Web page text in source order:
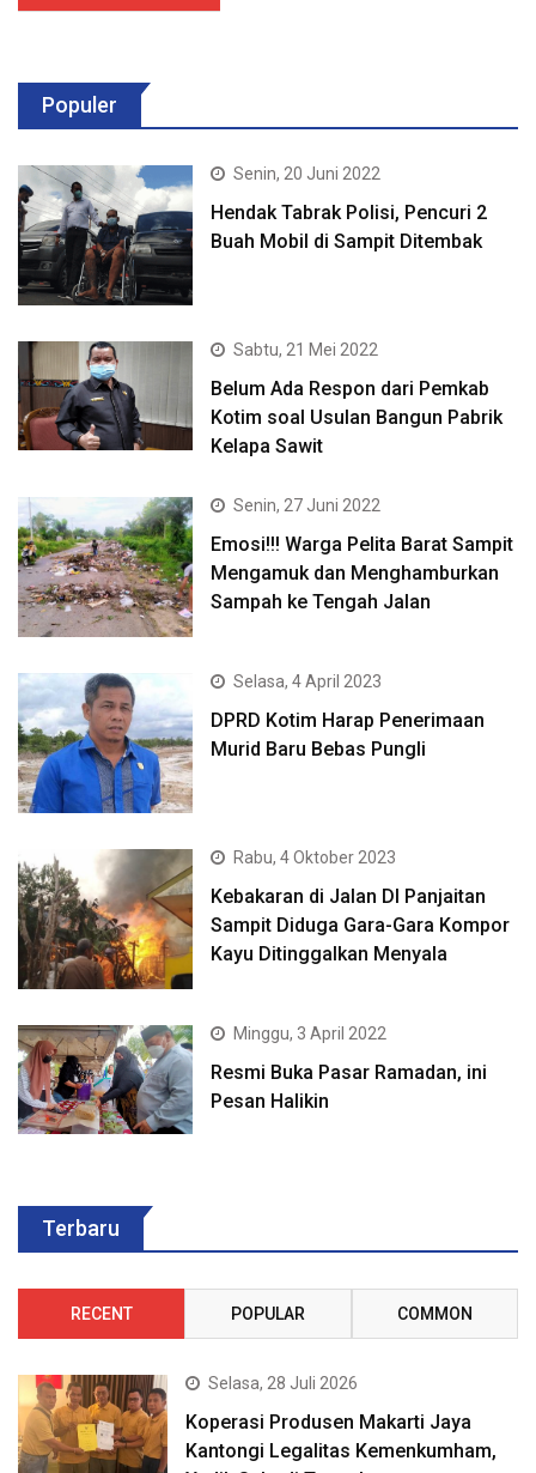
Populer
Senin, 20 Juni 2022
Hendak Tabrak Polisi, Pencuri 2
Buah Mobil di Sampit Ditembak
Sabtu, 21 Mei 2022
Belum Ada Respon dari Pemkab
Kotim soal Usulan Bangun Pabrik
Kelapa Sawit
Senin, 27 Juni 2022
Emosi!!! Warga Pelita Barat Sampit
Mengamuk dan Menghamburkan
Sampah ke Tengah Jalan
Selasa, 4 April 2023
DPRD Kotim Harap Penerimaan
Murid Baru Bebas Pungli
Rabu, 4 Oktober 2023
Kebakaran di Jalan DI Panjaitan
Sampit Diduga Gara-Gara Kompor
Kayu Ditinggalkan Menyala
Minggu, 3 April 2022
Resmi Buka Pasar Ramadan, ini
Pesan Halikin
Terbaru
RECENT POPULAR COMMON
Selasa, 28 Juli 2026
Koperasi Produsen Makarti Jaya
Kantongi Legalitas Kemenkumham,